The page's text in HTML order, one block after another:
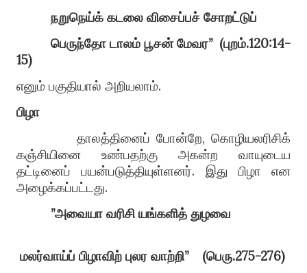
நறுநெய்க் கடலை விசைப்பச் சோறட்டுப்
பெருந்தோ டாலம் பூசன் மேவர” (புறம்.120:14-
15)
எனும் பகுதியால் அறியலாம்.
பிழா
தாலத்தினைப் போன்றே,கொழியலரிசிக்
கஞ்சியினை உண்பதற்கு அகன்ற வாயுடைய
தட்டினைப் பயன்படுத்தியுள்ளனர். இது பிழா என
அழைக்கப்பட்டது.
”அவையா வரிசி யங்களித் துழவை
மலர்வாய்ப் பிழாவிற் புலர வாற்றி” (பெரு.275-276)